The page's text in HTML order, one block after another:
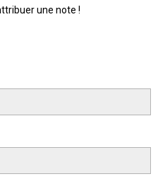
une note !